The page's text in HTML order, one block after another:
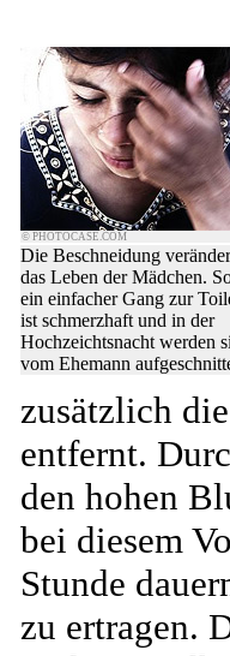
© PHOTOCASE.COM
Die Beschneidung
das Leben der Mädchen.
ein einfacher Gang zur
ist schmerzhaft und in der
Hochzeichtsnacht werden
vom Ehemann
zusätzlich
entfernt.
den hohen
bei diesem
Stunde
zu ertragen.